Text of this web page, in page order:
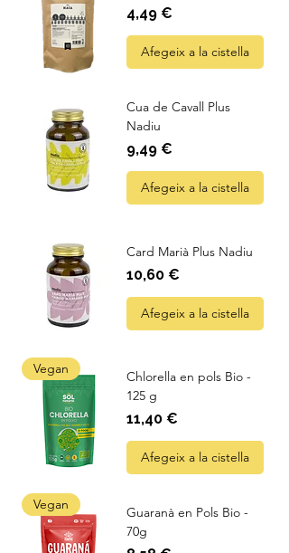
Preu
4,49 €
Afegeix a la cistella
Cua de Cavall Plus
Nadiu
Preu
9,49 €
Afegeix a la cistella
Card Marià Plus Nadiu
Preu
10,60 €
Afegeix a la cistella
Vegan
Chlorella en pols Bio -
125 g
Preu
11,40 €
Afegeix a la cistella
Vegan
Guaranà en Pols Bio -
70g